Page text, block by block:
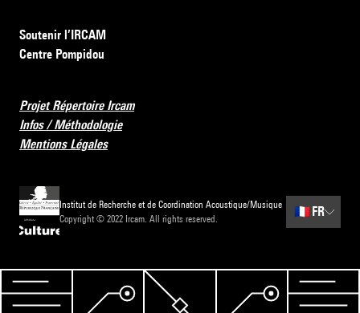
Soutenir l’IRCAM
Centre Pompidou
Projet Répertoire Ircam
Infos / Méthodologie
Mentions Légales
Institut de Recherche et de Coordination Acoustique/Musique
Copyright © 2022 Ircam. All rights reserved.
🇫🇷 FR